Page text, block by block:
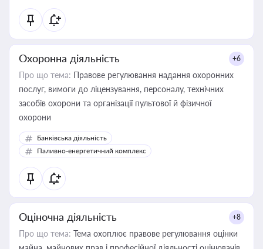
Охоронна діяльність +6
Про що тема: Правове регулювання надання охоронних
послуг, вимоги до ліцензування, персоналу, технічних
засобів охорони та організації пультової й фізичної
охорони
Банківська діяльність
Паливно-енергетичний комплекс
Оціночна діяльність +8
Про що тема: Тема охоплює правове регулювання оцінки